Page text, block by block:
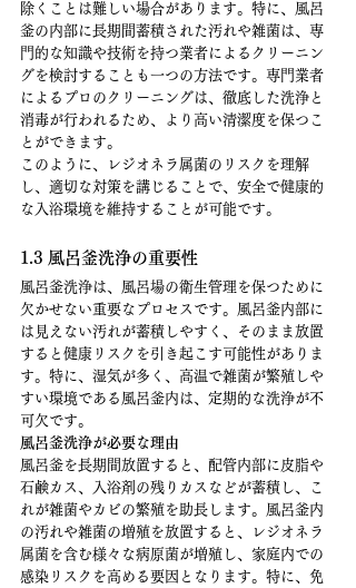
除くことは難しい場合があります。特に、風呂
釜の内部に長期間蓄積された汚れや雑菌は、専
門的な知識や技術を持つ業者によるクリーニン
グを検討することも一つの方法です。専門業者
によるプロのクリーニングは、徹底した洗浄と
消毒が行われるため、より高い清潔度を保つこ
とができます。
このように、レジオネラ属菌のリスクを理解
し、適切な対策を講じることで、安全で健康的
な入浴環境を維持することが可能です。
1.3 風呂釜洗浄の重要性
風呂釜洗浄は、風呂場の衛生管理を保つために
欠かせない重要なプロセスです。風呂釜内部に
は見えない汚れが蓄積しやすく、そのまま放置
すると健康リスクを引き起こす可能性がありま
す。特に、湿気が多く、高温で雑菌が繁殖しや
すい環境である風呂釜内は、定期的な洗浄が不
可欠です。
風呂釜洗浄が必要な理由
風呂釜を長期間放置すると、配管内部に皮脂や
石鹸カス、入浴剤の残りカスなどが蓄積し、こ
れが雑菌やカビの繁殖を助長します。風呂釜内
の汚れや雑菌の増殖を放置すると、レジオネラ
属菌を含む様々な病原菌が増殖し、家庭内での
感染リスクを高める要因となります。特に、免